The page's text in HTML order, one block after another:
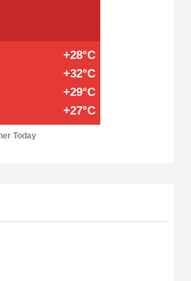
+28°C
+32°C
+29°C
+27°C
Today